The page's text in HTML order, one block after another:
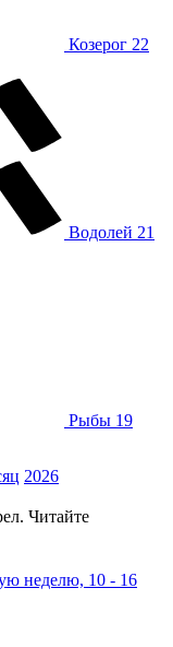
Козерог 22
Водолей 21
Рыбы 19
2026
Читайте
неделю, 10 - 16